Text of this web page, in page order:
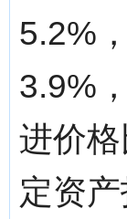
5.2%
3.9%
进价
定资